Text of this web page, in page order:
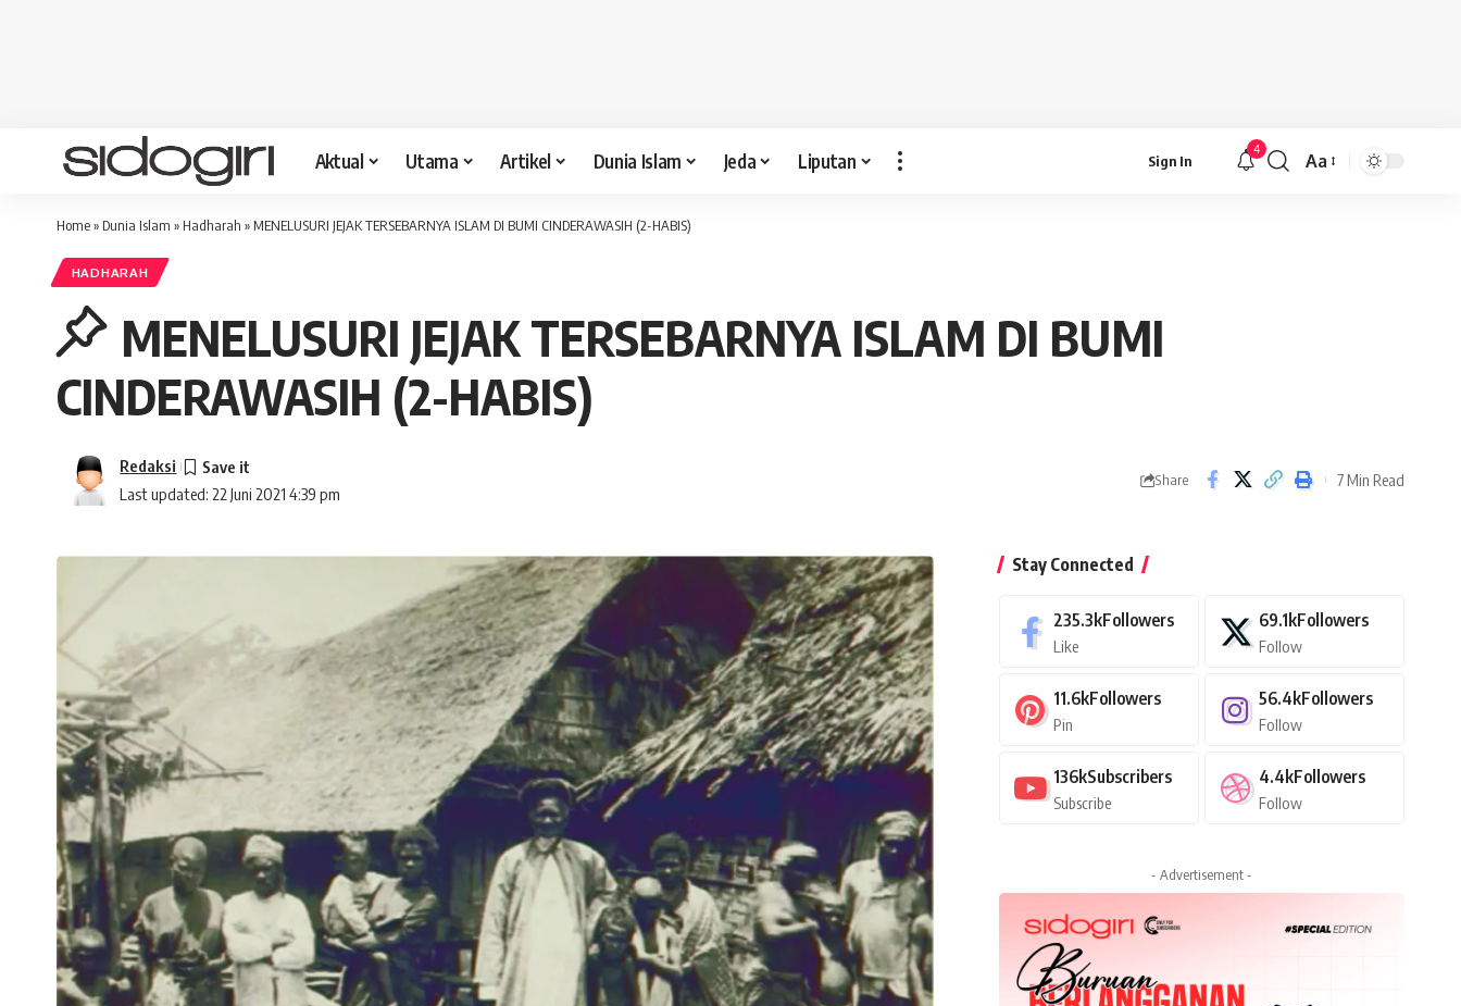
Aktual Utama Artikel Dunia Islam Jeda Liputan Sign In
4
Font
Aa
Home» Dunia Islam » Hadharah » MENELUSURI JEJAK TERSEBARNYA ISLAM DI BUMI CINDERAWASIH (2-HABIS)
HADHARAH
MENELUSURI JEJAK TERSEBARNYA ISLAM DI BUMI
CINDERAWASIH (2-HABIS)
Last updated: 22 Juni 2021 4:39 pm
Redaksi
Share 7 Min Read
Stay Connected
235.3kFollowers
Like
69.1kFollowers
Follow
11.6kFollowers
Pin
56.4kFollowers
Follow
136kSubscribers
Subscribe
4.4kFollowers
Follow
- Advertisement -